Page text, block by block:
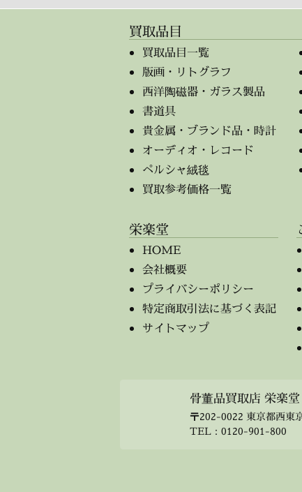
買取品目
買取品目一覧
版画・リトグラフ
西洋陶磁器・ガラス製品
書道具
貴金属・ブランド品・時計
オーディオ・レコード
ペルシャ絨毯
買取参考価格一覧
栄楽堂
HOME
会社概要
プライバシーポリシー
特定商取引法に基づく表記
サイトマップ
骨董品買取店 栄楽堂
〒202-0022 東京都西東
TEL： 0120-901-800